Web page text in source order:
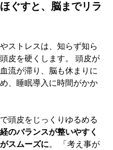
ぐすと、脳までリラ
ストレスは、知らず知ら
皮を硬くします。 頭皮が
流が滞り、脳も休まりに
、睡眠導入に時間がかか
頭皮をじっくりゆるめる
のバランスが整いやすく
スムーズに。 「考え事が